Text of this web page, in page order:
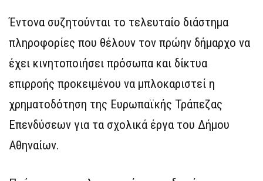
Έντονα συζητούνται το τελευταίο διάστημα
πληροφορίες που θέλουν τον πρώην δήμαρχο να
έχει κινητοποιήσει πρόσωπα και δίκτυα
επιρροής προκειμένου να μπλοκαριστεί η
χρηματοδότηση της Ευρωπαϊκής Τράπεζας
Επενδύσεων για τα σχολικά έργα του Δήμου
Αθηναίων.